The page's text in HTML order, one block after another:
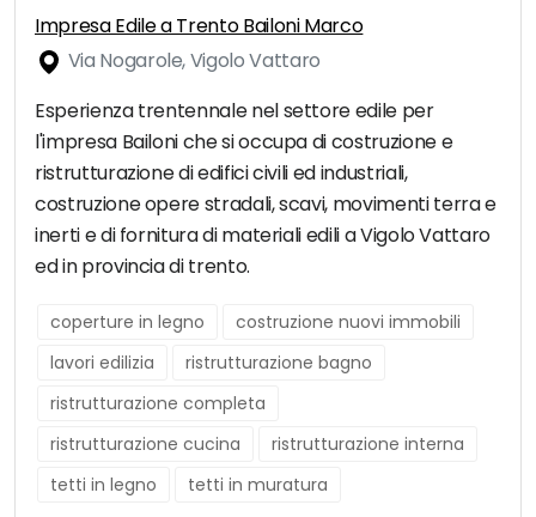
Impresa Edile a Trento Bailoni Marco
Via Nogarole, Vigolo Vattaro
Esperienza trentennale nel settore edile per
l'impresa Bailoni che si occupa di costruzione e
ristrutturazione di edifici civili ed industriali,
costruzione opere stradali, scavi, movimenti terra e
inerti e di fornitura di materiali edili a Vigolo Vattaro
ed in provincia di trento.
coperture in legno
costruzione nuovi immobili
lavori edilizia
ristrutturazione bagno
ristrutturazione completa
ristrutturazione cucina
ristrutturazione interna
tetti in legno
tetti in muratura